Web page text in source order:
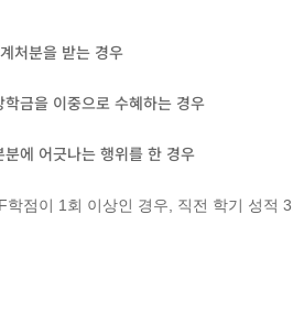
처분을 받는 경우
금을 이중으로 수혜하는 경우
에 어긋나는 행위를 한 경우
학점이 1회 이상인 경우, 직전 학기 성적